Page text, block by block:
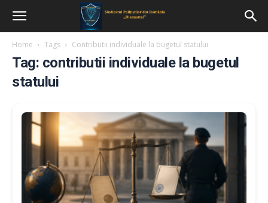
Home Tags Contributii individuale la bugetul statului
Tag: contributii individuale la bugetul
statului